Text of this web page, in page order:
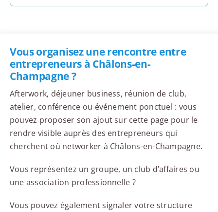
Vous organisez une rencontre entre
entrepreneurs à Châlons-en-
Champagne ?
Afterwork, déjeuner business, réunion de club,
atelier, conférence ou événement ponctuel : vous
pouvez proposer son ajout sur cette page pour le
rendre visible auprès des entrepreneurs qui
cherchent où networker à Châlons-en-Champagne.
Vous représentez un groupe, un club d’affaires ou
une association professionnelle ?
Vous pouvez également signaler votre structure